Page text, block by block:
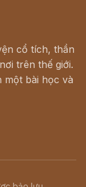
cổ tích, thần
trên thế giới.
một bài học và